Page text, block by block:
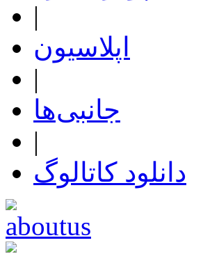
|
اپلاسیون
|
جانبی‌ها
|
دانلود کاتالوگ